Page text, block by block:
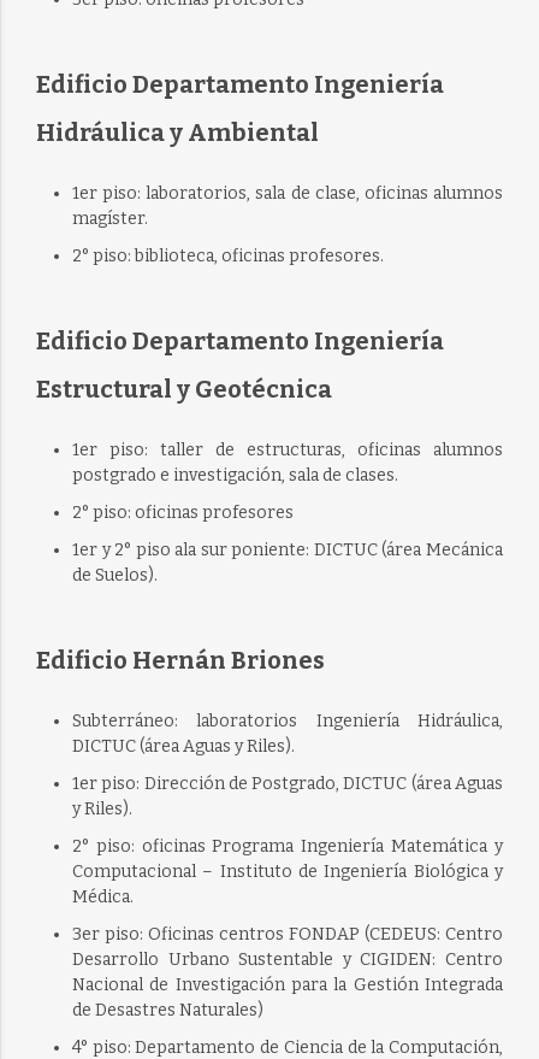
Edificio Departamento Ingeniería
Hidráulica y Ambiental
1er piso: laboratorios, sala de clase, oficinas alumnos
magíster.
2° piso: biblioteca, oficinas profesores.
Edificio Departamento Ingeniería
Estructural y Geotécnica
1er piso: taller de estructuras, oficinas alumnos
postgrado e investigación, sala de clases.
2° piso: oficinas profesores
1er y 2° piso ala sur poniente: DICTUC (área Mecánica
de Suelos).
Edificio Hernán Briones
Subterráneo: laboratorios Ingeniería Hidráulica,
DICTUC (área Aguas y Riles).
1er piso: Dirección de Postgrado, DICTUC (área Aguas
y Riles).
2° piso: oficinas Programa Ingeniería Matemática y
Computacional – Instituto de Ingeniería Biológica y
Médica.
3er piso: Oficinas centros FONDAP (CEDEUS: Centro
Desarrollo Urbano Sustentable y CIGIDEN: Centro
Nacional de Investigación para la Gestión Integrada
de Desastres Naturales)
4° piso: Departamento de Ciencia de la Computación,